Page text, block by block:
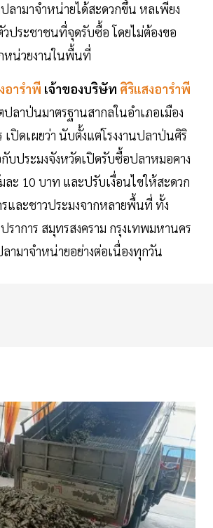
ลามาจำหน่ายได้สะดวกขึ้น หลเพียง
ประชาชนที่จุดรับซื้อ โดยไม่ต้องขอ
หน่วยงานในพื้นที่
อารำพี เจ้าของบริษัท ศิริแสงอารำพี
ปลาป่นมาตรฐานสากลในอำเภอเมือง
เปิดเผยว่า นับตั้งแต่โรงงานปลาป่นศิริ
บประมงจังหวัดเปิดรับซื้อปลาหมอคาง
ละ 10 บาท และปรับเงื่อนไขให้สะดวก
และชาวประมงจากหลายพื้นที่ ทั้ง
ราการ สมุทรสงคราม กรุงเทพมหานคร
ามาจำหน่ายอย่างต่อเนื่องทุกวัน